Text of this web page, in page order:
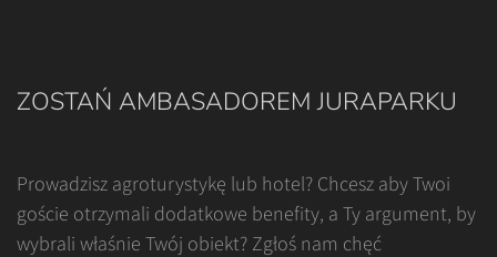
ZOSTAŃ AMBASADOREM JURAPARKU
Prowadzisz agroturystykę lub hotel? Chcesz aby Twoi
goście otrzymali dodatkowe benefity, a Ty argument, by
wybrali właśnie Twój obiekt? Zgłoś nam chęć